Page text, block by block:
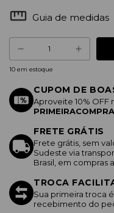
Guia de medidas
10 em estoque
CUPOM DE
Aproveite 10%
FRETE GRÁTIS
Frete grátis, sem
Sudeste via
Brasil, em compras
TROCA
Sua primeira troca
recebimento do